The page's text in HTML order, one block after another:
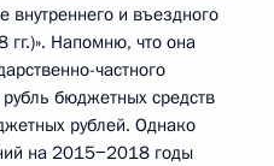
внутреннего и въездного
Напомню, что она
частного
рубль бюджетных средств
рублей. Однако
на 2015−2018 годы